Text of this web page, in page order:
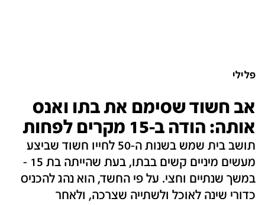
פלילי
אב חשוד שסימם את בתו ואנס
אותה: הודה ב-15 מקרים לפחות
תושב בית שמש בשנות ה-50 לחייו חשוד שביצע
מעשים מיניים קשים בבתו, בעת שהייתה בת 15 -
במשך שנתיים וחצי. על פי החשד, הוא נהג להכניס
כדורי שינה לאוכל ולשתייה שצרכה, ולאחר